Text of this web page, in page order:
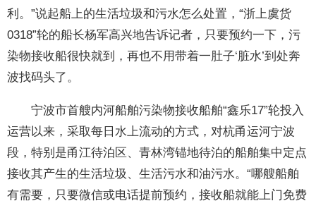
利。”说起船上的生活垃圾和污水怎么处置，“浙上虞货
0318”轮的船长杨军高兴地告诉记者，只要预约一下，污
染物接收船很快就到，再也不用带着一肚子‘脏水’到处奔
波找码头了。
宁波市首艘内河船舶污染物接收船舶“鑫乐17”轮投入
运营以来，采取每日水上流动的方式，对杭甬运河宁波
段，特别是甬江待泊区、青林湾锚地待泊的船舶集中定点
接收其产生的生活垃圾、生活污水和油污水。“哪艘船舶
有需要，只要微信或电话提前预约，接收船就能上门免费